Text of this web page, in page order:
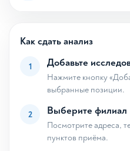
Как сдать анализ
1 Добавьте
Нажмите кнопку
выбранные позиции.
2 Выберите филиал
Посмотрите адреса,
пунктов приёма.